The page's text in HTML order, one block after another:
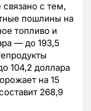
с тем,
пошлины на
топливо и
— до 193,5
104,2 доллара
на 15
268,9